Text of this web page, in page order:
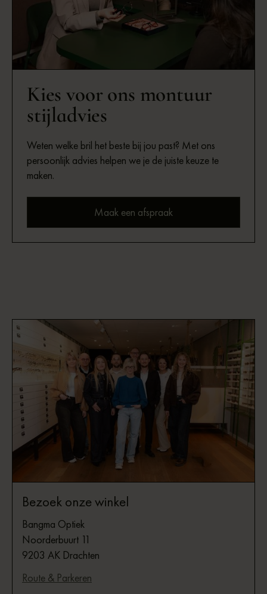
Kies voor ons montuur
stijladvies
Weten welke bril het beste bij jou past? Met ons
persoonlijk advies helpen we je de juiste keuze te
maken.
Maak een afspraak
Bezoek onze winkel
Bangma Optiek
Noorderbuurt 11
9203 AK Drachten
Route & Parkeren